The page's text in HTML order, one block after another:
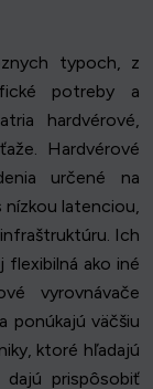
typoch, z
potreby a
hardvérové,
Hardvérové
určené na
latenciou,
Ich
flexibilná ako iné
vyrovnávače
ponúkajú väčšiu
ktoré hľadajú
prispôsobiť